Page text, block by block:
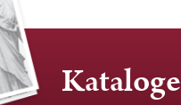
Kataloge